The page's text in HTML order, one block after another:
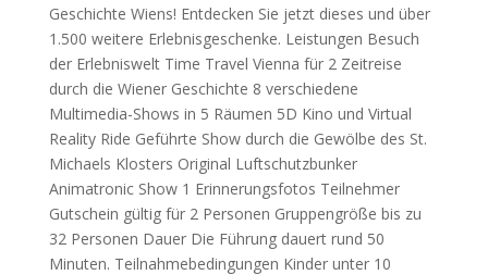
Geschichte Wiens! Entdecken Sie jetzt dieses und über
1.500 weitere Erlebnisgeschenke. Leistungen Besuch
der Erlebniswelt Time Travel Vienna für 2 Zeitreise
durch die Wiener Geschichte 8 verschiedene
Multimedia-Shows in 5 Räumen 5D Kino und Virtual
Reality Ride Geführte Show durch die Gewölbe des St.
Michaels Klosters Original Luftschutzbunker
Animatronic Show 1 Erinnerungsfotos Teilnehmer
Gutschein gültig für 2 Personen Gruppengröße bis zu
32 Personen Dauer Die Führung dauert rund 50
Minuten. Teilnahmebedingungen Kinder unter 10